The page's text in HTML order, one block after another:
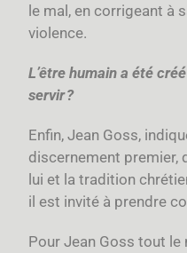
le mal, en corrigeant à
violence.
L’être humain a été
servir ?
Enfin, Jean Goss,
discernement premier,
lui et la tradition
il est invité à prendre
Pour Jean Goss tout le